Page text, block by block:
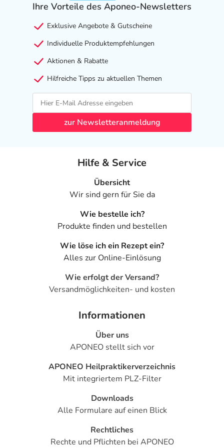
Ihre Vorteile des Aponeo-Newsletters
Exklusive Angebote & Gutscheine
Individuelle Produktempfehlungen
Aktionen & Rabatte
Hilfreiche Tipps zu aktuellen Themen
zur Newsletteranmeldung
Hilfe & Service
Übersicht
Wir sind gern für Sie da
Wie bestelle ich?
Produkte finden und bestellen
Wie löse ich ein Rezept ein?
Alles zur Online-Einlösung
Wie erfolgt der Versand?
Versandmöglichkeiten- und kosten
Informationen
Über uns
APONEO stellt sich vor
APONEO Heilpraktikerverzeichnis
Mit integriertem PLZ-Filter
Downloads
Alle Formulare auf einen Blick
Rechtliches
Rechte und Pflichten bei APONEO